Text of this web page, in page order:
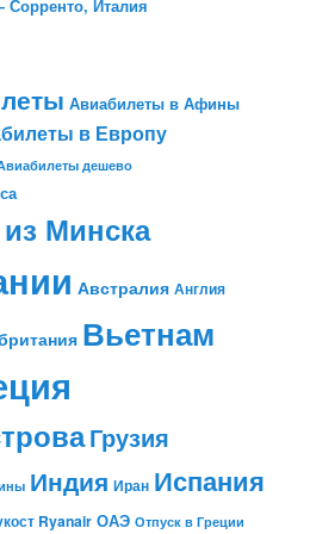
Сорренто, Италия
Авиабилеты в Афины
в Европу
дешево
Минска
Австралия Англия
Вьетнам
Грузия
Индия Иран Испания
Ryanair ОАЭ Отпуск в Греции